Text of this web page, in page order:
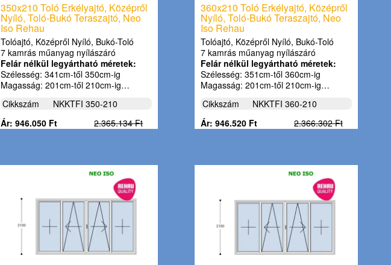
350x210 Toló Erkélyajtó, Középről
Nyíló, Toló-Bukó Teraszajtó, Neo
Iso Rehau
Tolóajtó, Középről Nyíló, Bukó-Toló
7 kamrás műanyag nyílászáró
Felár nélkül legyártható méretek:
Szélesség: 341cm-től 350cm-ig
Magasság: 201cm-től 210cm-ig…
Cikkszám
NKKTFI 350-210
Ár: 946.050 Ft
2.365.134 Ft
360x210 Toló Erkélyajtó, Középről
Nyíló, Toló-Bukó Teraszajtó, Neo
Iso Rehau
Tolóajtó, Középről Nyíló, Bukó-Toló
7 kamrás műanyag nyílászáró
Felár nélkül legyártható méretek:
Szélesség: 351cm-től 360cm-ig
Magasság: 201cm-től 210cm-ig…
Cikkszám
NKKTFI 360-210
Ár: 946.520 Ft
2.366.302 Ft